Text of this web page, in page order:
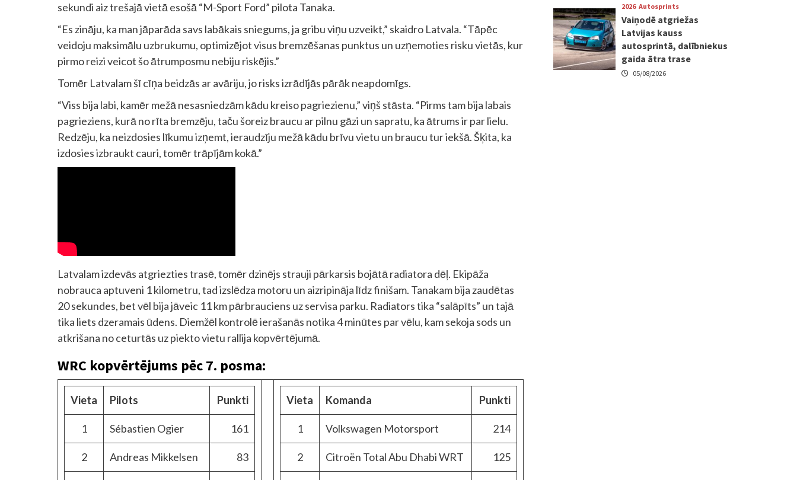
sekundi aiz trešajā vietā esošā “M-Sport Ford” pilota Tanaka.
“Es zināju, ka man jāparāda savs labākais sniegums, ja gribu viņu uzveikt,” skaidro Latvala. “Tāpēc
veidoju maksimālu uzbrukumu, optimizējot visus bremzēšanas punktus un uzņemoties risku vietās, kur
pirmo reizi veicot šo ātrumposmu nebiju riskējis.”
Tomēr Latvalam šī cīņa beidzās ar avāriju, jo risks izrādījās pārāk neapdomīgs.
“Viss bija labi, kamēr mežā nesasniedzām kādu kreiso pagriezienu,” viņš stāsta. “Pirms tam bija labais
pagrieziens, kurā no rīta bremzēju, taču šoreiz braucu ar pilnu gāzi un sapratu, ka ātrums ir par lielu.
Redzēju, ka neizdosies līkumu izņemt, ieraudzīju mežā kādu brīvu vietu un braucu tur iekšā. Šķita, ka
izdosies izbraukt cauri, tomēr trāpījām kokā.”
Latvalam izdevās atgriezties trasē, tomēr dzinējs strauji pārkarsis bojātā radiatora dēļ. Ekipāža
nobrauca aptuveni 1 kilometru, tad izslēdza motoru un aizripināja līdz finišam. Tanakam bija zaudētas
20 sekundes, bet vēl bija jāveic 11 km pārbrauciens uz servisa parku. Radiators tika “salāpīts” un tajā
tika liets dzeramais ūdens. Diemžēl kontrolē ierašanās notika 4 minūtes par vēlu, kam sekoja sods un
atkrišana no ceturtās uz piekto vietu rallija kopvērtējumā.
WRC kopvērtējums pēc 7. posma:
Vieta Pilots Punkti
1 Sébastien Ogier 161
2 Andreas Mikkelsen 83
Vieta Komanda Punkti
1 Volkswagen Motorsport 214
2 Citroën Total Abu Dhabi WRT 125
2026 Autosprints
Vaiņodē atgriežas
Latvijas kauss
autosprintā, dalībniekus
gaida ātra trase
05/08/2026